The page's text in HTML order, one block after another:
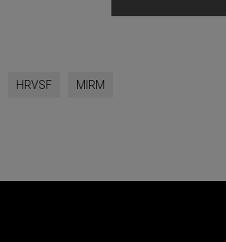
HRVSF MIRM